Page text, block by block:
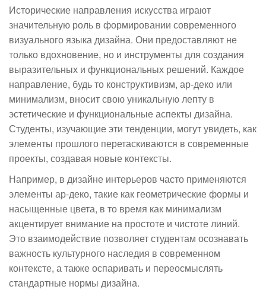
Исторические направления искусства играют
значительную роль в формировании современного
визуального языка дизайна. Они предоставляют не
только вдохновение, но и инструменты для создания
выразительных и функциональных решений. Каждое
направление, будь то конструктивизм, ар-деко или
минимализм, вносит свою уникальную лепту в
эстетические и функциональные аспекты дизайна.
Студенты, изучающие эти тенденции, могут увидеть, как
элементы прошлого перетаскиваются в современные
проекты, создавая новые контексты.
Например, в дизайне интерьеров часто применяются
элементы ар-деко, такие как геометрические формы и
насыщенные цвета, в то время как минимализм
акцентирует внимание на простоте и чистоте линий.
Это взаимодействие позволяет студентам осознавать
важность культурного наследия в современном
контексте, а также оспаривать и переосмыслять
стандартные нормы дизайна.